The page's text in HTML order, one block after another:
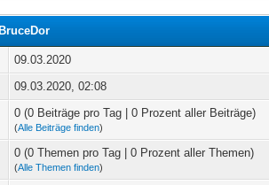
09.03.2020
09.03.2020, 02:08
0 (0 Beiträge pro Tag | 0 Prozent aller Beiträge)
(Alle Beiträge finden)
0 (0 Themen pro Tag | 0 Prozent aller Themen)
(Alle Themen finden)